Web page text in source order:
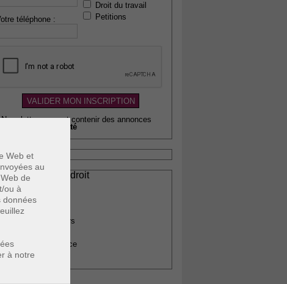
Web et
au
de
ou à
données
à notre
téléphone :
Droit du travail
Petitions
pouvant contenir des annonces
qualité
du droit
Avocats
Notaires
Architectes
Agents immobiliers
Huissiers de justice
Médecins